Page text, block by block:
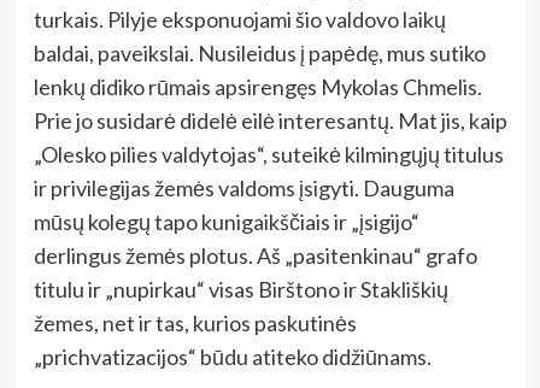
turkais. Pilyje eksponuojami šio valdovo laikų
baldai, paveikslai. Nusileidus į papėdę, mus sutiko
lenkų didiko rūmais apsirengęs Mykolas Chmelis.
Prie jo susidarė didelė eilė interesantų. Mat jis, kaip
„Olesko pilies valdytojas“, suteikė kilmingųjų titulus
ir privilegijas žemės valdoms įsigyti. Dauguma
mūsų kolegų tapo kunigaikščiais ir „įsigijo“
derlingus žemės plotus. Aš „pasitenkinau“ grafo
titulu ir „nupirkau“ visas Birštono ir Stakliškių
žemes, net ir tas, kurios paskutinės
„prichvatizacijos“ būdu atiteko didžiūnams.